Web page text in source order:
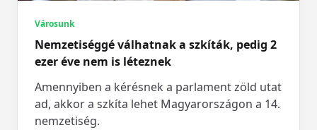
Városunk
Nemzetiséggé válhatnak a szkíták, pedig 2
ezer éve nem is léteznek
Amennyiben a kérésnek a parlament zöld utat
ad, akkor a szkíta lehet Magyarországon a 14.
nemzetiség.